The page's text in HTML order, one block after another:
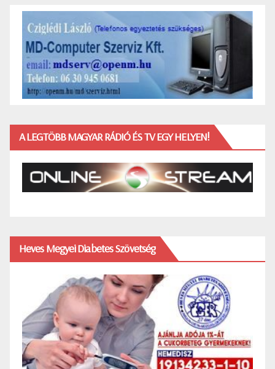
A LEGTÖBB MAGYAR RÁDIÓ ÉS TV EGY HELYEN!
Heves Megyei Diabetes Szövetség